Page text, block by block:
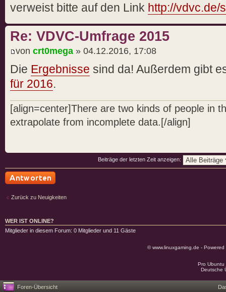
verweist bitte auf den Link http://vdvc.de/
Re: VDVC-Umfrage 2015
von crt0mega » 04.12.2016, 17:08
Die Ergebnisse sind da! Außerdem gibt
für 2016.
[align=center]There are two kinds of people in
extrapolate from incomplete data.[/align]
Beiträge der letzten Zeit anzeigen:
Zurück zu Neuigkeiten
WER IST ONLINE?
Mitglieder in diesem Forum: 0 Mitglieder und 11 Gäste
© www.linuxgaming.de -
Pro
Deutsche
Foren-Übersicht